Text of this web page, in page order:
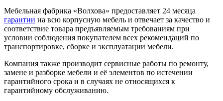
Мебельная фабрика «Волхова» предоставляет 24 месяца
гарантии на всю корпусную мебель и отвечает за качество и
соответствие товара предъяв­ляе­мым требованиям при
условии соблюдения покупателем всех рекомендаций по
транспорти­ровке, сборке и эксплуатации мебели.
Компания также производит сервисные работы по ремонту,
замене и разборке мебели и её элементов по истечении
гарантийного срока и в случаях не относящихся к
гарантийному обслуживанию.